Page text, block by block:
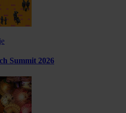
Summit 2026